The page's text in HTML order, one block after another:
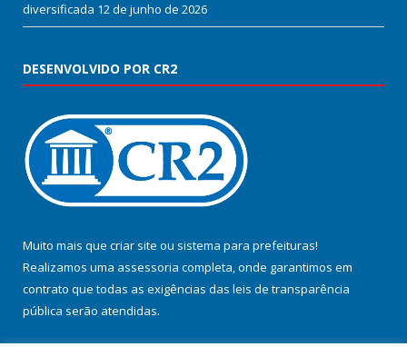
diversificada 12 de junho de 2026
DESENVOLVIDO POR CR2
Muito mais que criar site ou sistema para prefeituras!
Realizamos uma assessoria completa, onde garantimos em
contrato que todas as exigências das leis de transparência
pública serão atendidas.